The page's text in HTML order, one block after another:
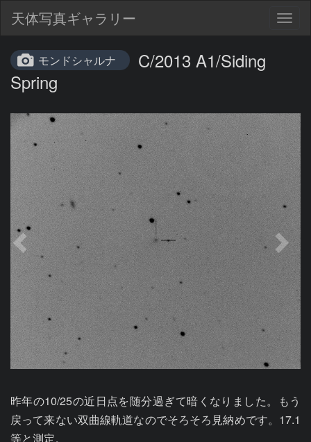
天体写真ギャラリー
モンドシャルナ
C/2013 A1/Siding
Spring
昨年の10/25の近日点を随分過ぎて暗くなりました。もう
戻って来ない双曲線軌道なのでそろそろ見納めです。17.1
等と測定。